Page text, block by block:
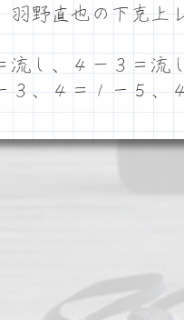
羽野直也の下克上
し、４－３＝流し
、４＝１ー５、